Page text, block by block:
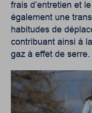
frais d’entretien et
également une
habitudes de
contribuant ainsi à
gaz à effet de serre.